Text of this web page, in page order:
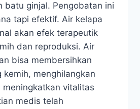
batu ginjal. Pengobatan ini
tapi efektif. Air kelapa
akan efek terapeutik
dan reproduksi. Air
bisa membersihkan
kemih, menghilangkan
vitalitas
medis telah